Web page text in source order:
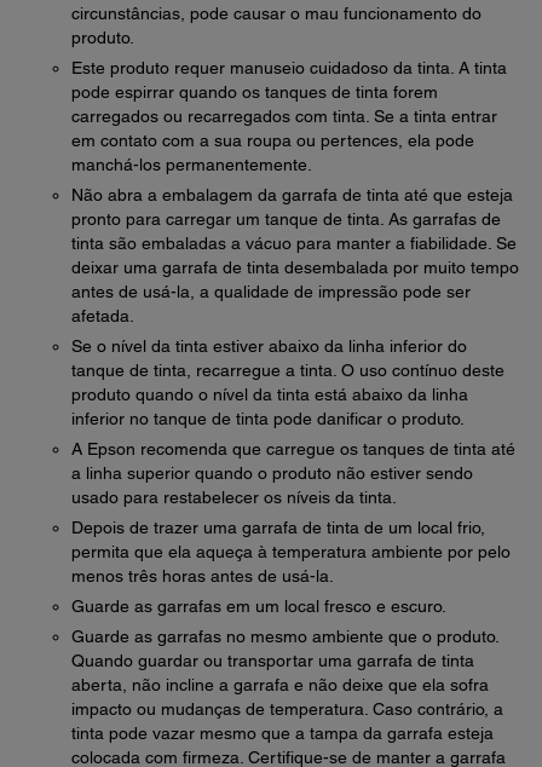
circunstâncias, pode causar o mau funcionamento do
produto.
Este produto requer manuseio cuidadoso da tinta. A tinta
pode espirrar quando os tanques de tinta forem
carregados ou recarregados com tinta. Se a tinta entrar
em contato com a sua roupa ou pertences, ela pode
manchá-los permanentemente.
Não abra a embalagem da garrafa de tinta até que esteja
pronto para carregar um tanque de tinta. As garrafas de
tinta são embaladas a vácuo para manter a fiabilidade. Se
deixar uma garrafa de tinta desembalada por muito tempo
antes de usá-la, a qualidade de impressão pode ser
afetada.
Se o nível da tinta estiver abaixo da linha inferior do
tanque de tinta, recarregue a tinta. O uso contínuo deste
produto quando o nível da tinta está abaixo da linha
inferior no tanque de tinta pode danificar o produto.
A Epson recomenda que carregue os tanques de tinta até
a linha superior quando o produto não estiver sendo
usado para restabelecer os níveis da tinta.
Depois de trazer uma garrafa de tinta de um local frio,
permita que ela aqueça à temperatura ambiente por pelo
menos três horas antes de usá-la.
Guarde as garrafas em um local fresco e escuro.
Guarde as garrafas no mesmo ambiente que o produto.
Quando guardar ou transportar uma garrafa de tinta
aberta, não incline a garrafa e não deixe que ela sofra
impacto ou mudanças de temperatura. Caso contrário, a
tinta pode vazar mesmo que a tampa da garrafa esteja
colocada com firmeza. Certifique-se de manter a garrafa